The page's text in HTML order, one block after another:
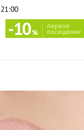
-10%
первое
посещение